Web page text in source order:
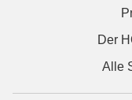
Der
Alle